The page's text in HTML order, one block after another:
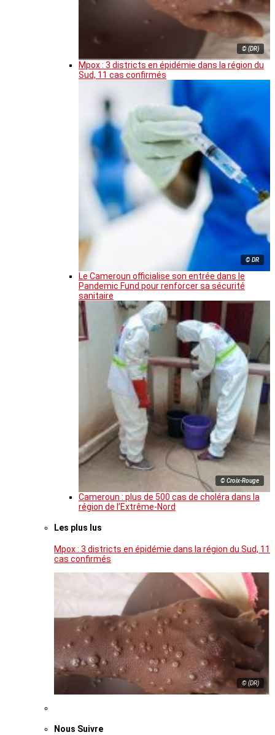
© (DR)
Mpox : 3 districts en épidémie dans la région du
Sud, 11 cas confirmés
© DR
Le Cameroun officialise son entrée dans le
Pandemic Fund pour renforcer sa sécurité
sanitaire
© Croix-Rouge
Cameroun : plus de 500 cas de choléra dans la
région de l’Extrême-Nord
Les plus lus
Mpox : 3 districts en épidémie dans la région du Sud, 11
cas confirmés
© (DR)
Nous Suivre